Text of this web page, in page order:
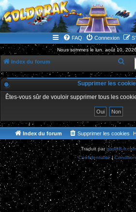
WWW.GOLDORAKGO.COM
le site de la Lune Rouge
FAQ Connexion
Nous sommes le lun. août 10,
Index du forum
e
c
h
h
e
r
Supprimer les
Êtes-vous sûr de vouloir supprimer tous les
Index du forum Supprimer les cookies
Traduit parphpBB-fr.com
Confidentialité|